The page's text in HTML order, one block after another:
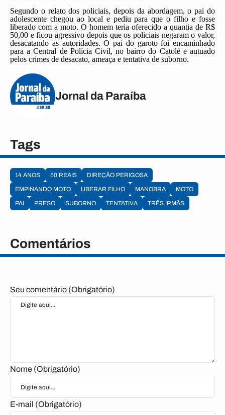
Segundo o relato dos policiais, depois da abordagem, o pai do
adolescente chegou ao local e pediu para que o filho e fosse
liberado com a moto. O homem teria oferecido a quantia de R$
50,00 e ficou agressivo depois que os policiais negaram o valor,
desacatando as autoridades. O pai do garoto foi encaminhado
para a Central de Polícia Civil, no bairro do Catolé e autuado
pelos crimes de desacato, ameaça e tentativa de suborno.
Jornal da Paraíba
Tags
14 ANOS 50 REAIS
DIREÇÃO PERIGOSA
EMPINANDO MOTO
LIBERAR FILHO MANOBRA
MOTO
PAI
PRESO SUBORNO TENTATIVA TRÊS IRMÃS
Comentários
Seu comentário (Obrigatório)
Nome (Obrigatório)
E-mail (Obrigatório)